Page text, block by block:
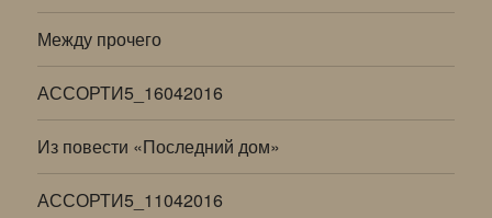
Между прочего
АССОРТИ5_16042016
Из повести «Последний дом»
АССОРТИ5_11042016